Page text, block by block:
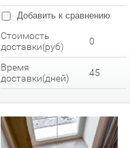
Добавить к сравнению
Стоимость
доставки(руб)
0
Время
доставки(дней)
45